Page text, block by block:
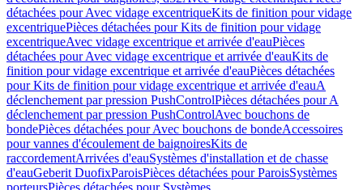
détachées pour Avec vidage excentriqueKits de finition pour vidage
excentriquePièces détachées pour Kits de finition pour vidage
excentriqueAvec vidage excentrique et arrivée d'eauPièces
détachées pour Avec vidage excentrique et arrivée d'eauKits de
finition pour vidage excentrique et arrivée d'eauPièces détachées
pour Kits de finition pour vidage excentrique et arrivée d'eauA
déclenchement par pression PushControlPièces détachées pour A
déclenchement par pression PushControlAvec bouchons de
bondePièces détachées pour Avec bouchons de bondeAccessoires
pour vannes d'écoulement de baignoiresKits de
raccordementArrivées d'eauSystèmes d'installation et de chasse
d'eauGeberit DuofixParoisPièces détachées pour ParoisSystèmes
porteursPièces détachées pour Systèmes